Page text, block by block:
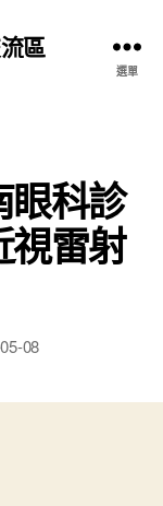
區
選單
眼科診
視雷射
08